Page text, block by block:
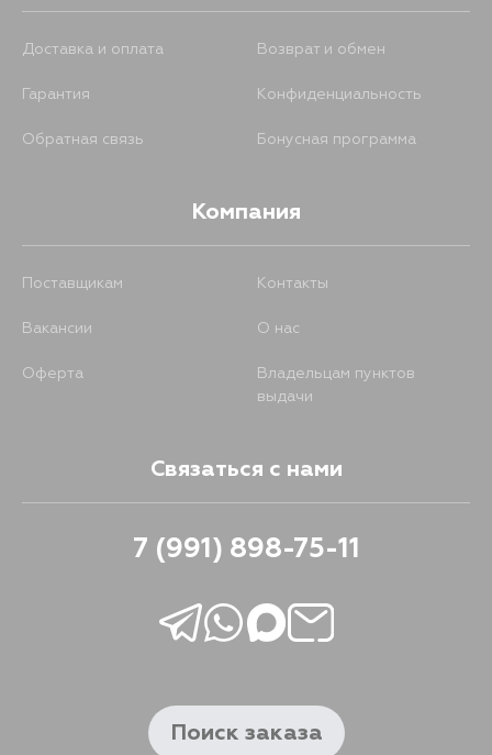
Доставка и оплата Возврат и обмен
Гарантия Конфиденциальность
Обратная связь Бонусная программа
Компания
Поставщикам Контакты
Вакансии О нас
Оферта
Владельцам пунктов
выдачи
Связаться с нами
7 (991) 898-75-11
Поиск заказа